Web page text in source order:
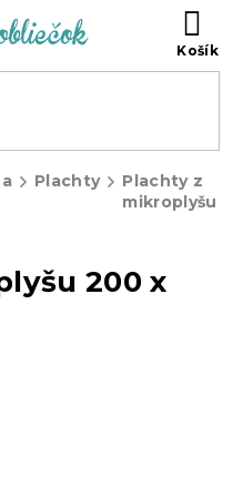
Plachty
Plachty z
mikroplyšu
200 x